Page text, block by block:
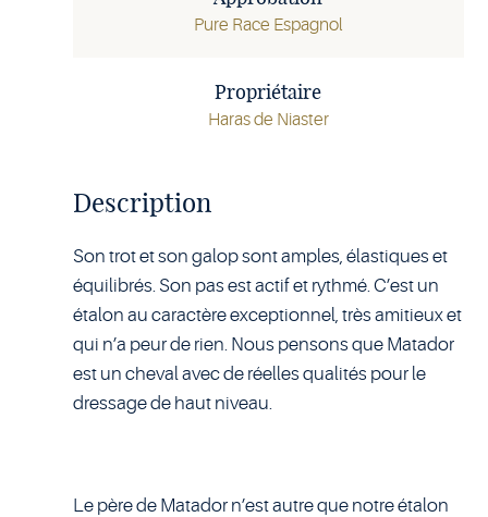
Pure Race Espagnol
Propriétaire
Haras de Niaster
Description
Son trot et son galop sont amples, élastiques et
équilibrés. Son pas est actif et rythmé. C’est un
étalon au caractère exceptionnel, très amitieux et
qui n’a peur de rien. Nous pensons que Matador
est un cheval avec de réelles qualités pour le
dressage de haut niveau.
Le père de Matador n’est autre que notre étalon